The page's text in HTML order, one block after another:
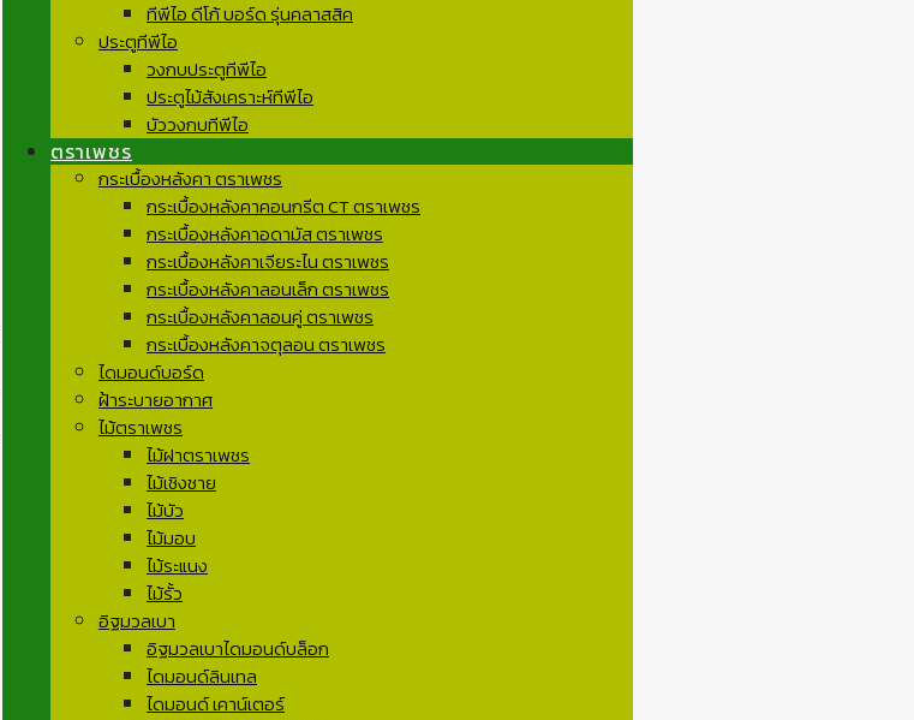
ทีพีไอ ดีโก้ บอร์ด รุ่นคลาสสิค
ประตูทีพีไอ
วงกบประตูทีพีไอ
ประตูไม้สังเคราะห์ทีพีไอ
บัววงกบทีพีไอ
ตราเพชร
กระเบื้องหลังคา ตราเพชร
กระเบื้องหลังคาคอนกรีต CT ตราเพชร
กระเบื้องหลังคาอดามัส ตราเพชร
กระเบื้องหลังคาเจียระไน ตราเพชร
กระเบื้องหลังคาลอนเล็ก ตราเพชร
กระเบื้องหลังคาลอนคู่ ตราเพชร
กระเบื้องหลังคาจตุลอน ตราเพชร
ไดมอนด์บอร์ด
ฝ้าระบายอากาศ
ไม้ตราเพชร
ไม้ฝาตราเพชร
ไม้เชิงชาย
ไม้บัว
ไม้มอบ
ไม้ระแนง
ไม้รั้ว
อิฐมวลเบา
อิฐมวลเบาไดมอนด์บล็อก
ไดมอนด์ลินเทล
ไดมอนด์ เคาน์เตอร์